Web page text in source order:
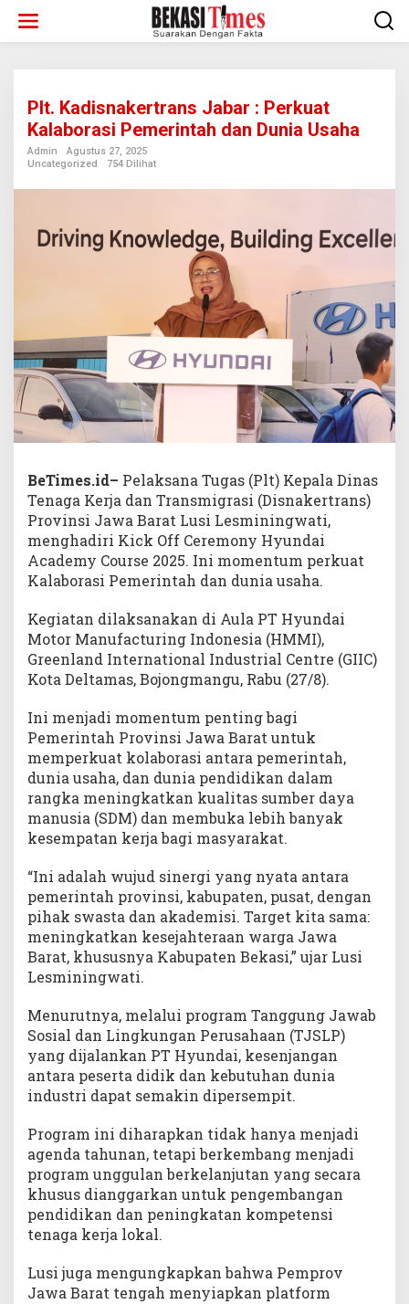
konten
Plt. Kadisnakertrans Jabar : Perkuat
Kalaborasi Pemerintah dan Dunia Usaha
Admin
Agustus 27, 2025
Uncategorized
754 Dilihat
BeTimes.id– Pelaksana Tugas (Plt) Kepala Dinas
Tenaga Kerja dan Transmigrasi (Disnakertrans)
Provinsi Jawa Barat Lusi Lesminingwati,
menghadiri Kick Off Ceremony Hyundai
Academy Course 2025. Ini momentum perkuat
Kalaborasi Pemerintah dan dunia usaha.
Kegiatan dilaksanakan di Aula PT Hyundai
Motor Manufacturing Indonesia (HMMI),
Greenland International Industrial Centre (GIIC)
Kota Deltamas, Bojongmangu, Rabu (27/8).
Ini menjadi momentum penting bagi
Pemerintah Provinsi Jawa Barat untuk
memperkuat kolaborasi antara pemerintah,
dunia usaha, dan dunia pendidikan dalam
rangka meningkatkan kualitas sumber daya
manusia (SDM) dan membuka lebih banyak
kesempatan kerja bagi masyarakat.
“Ini adalah wujud sinergi yang nyata antara
pemerintah provinsi, kabupaten, pusat, dengan
pihak swasta dan akademisi. Target kita sama:
meningkatkan kesejahteraan warga Jawa
Barat, khususnya Kabupaten Bekasi,” ujar Lusi
Lesminingwati.
Menurutnya, melalui program Tanggung Jawab
Sosial dan Lingkungan Perusahaan (TJSLP)
yang dijalankan PT Hyundai, kesenjangan
antara peserta didik dan kebutuhan dunia
industri dapat semakin dipersempit.
Program ini diharapkan tidak hanya menjadi
agenda tahunan, tetapi berkembang menjadi
program unggulan berkelanjutan yang secara
khusus dianggarkan untuk pengembangan
pendidikan dan peningkatan kompetensi
tenaga kerja lokal.
Lusi juga mengungkapkan bahwa Pemprov
Jawa Barat tengah menyiapkan platform